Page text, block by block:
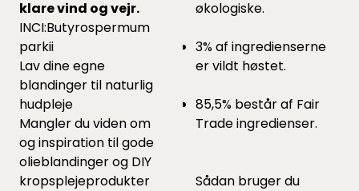
klare vind og vejr.
INCI:Butyrospermum
parkii
Lav dine egne
blandinger til naturlig
hudpleje
Mangler du viden om
og inspiration til gode
olieblandinger og DIY
kropsplejeprodukter
økologiske.
3% af ingredienserne
er vildt høstet.
85,5% består af Fair
Trade ingredienser.
Sådan bruger du